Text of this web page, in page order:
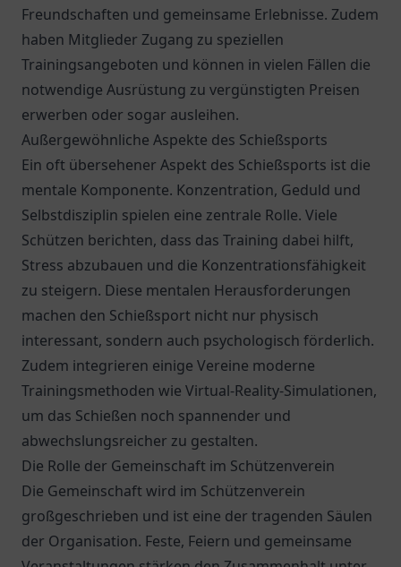
Freundschaften und gemeinsame Erlebnisse. Zudem
haben Mitglieder Zugang zu speziellen
Trainingsangeboten und können in vielen Fällen die
notwendige Ausrüstung zu vergünstigten Preisen
erwerben oder sogar ausleihen.
Außergewöhnliche Aspekte des Schießsports
Ein oft übersehener Aspekt des Schießsports ist die
mentale Komponente. Konzentration, Geduld und
Selbstdisziplin spielen eine zentrale Rolle. Viele
Schützen berichten, dass das Training dabei hilft,
Stress abzubauen und die Konzentrationsfähigkeit
zu steigern. Diese mentalen Herausforderungen
machen den Schießsport nicht nur physisch
interessant, sondern auch psychologisch förderlich.
Zudem integrieren einige Vereine moderne
Trainingsmethoden wie Virtual-Reality-Simulationen,
um das Schießen noch spannender und
abwechslungsreicher zu gestalten.
Die Rolle der Gemeinschaft im Schützenverein
Die Gemeinschaft wird im Schützenverein
großgeschrieben und ist eine der tragenden Säulen
der Organisation. Feste, Feiern und gemeinsame